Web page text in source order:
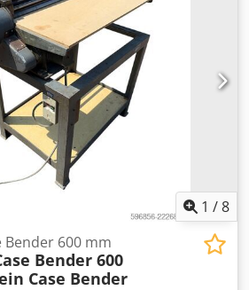
1 /8
Bender 600 mm
Bender 600
Case Bender